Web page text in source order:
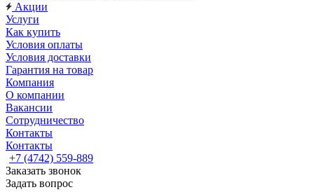
Акции
Услуги
Как купить
Условия оплаты
Условия доставки
Гарантия на товар
Компания
О компании
Вакансии
Сотрудничество
Контакты
Контакты
+7 (4742) 559-889
Заказать звонок
Задать вопрос